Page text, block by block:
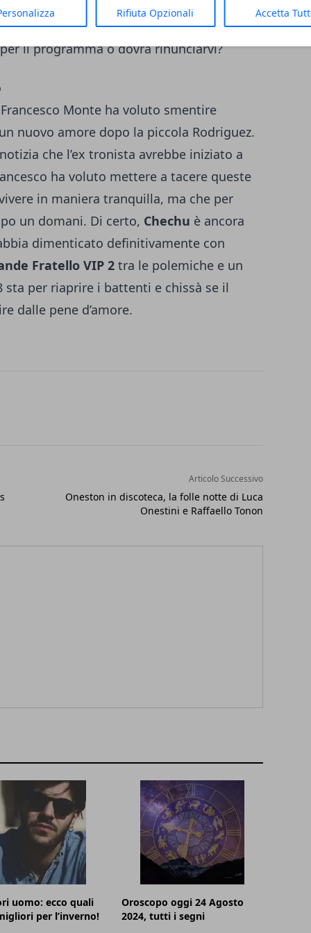
Rifiuta Opzionali Accetta
A quanto sembra, per ora l’ex di Cecilia
queste situazioni, ma riuscirà a superare
il programma o dovrà rinunciarvi?
Monte ha voluto smentire
nuovo amore dopo la piccola Rodriguez.
che l’ex tronista avrebbe iniziato a
ha voluto mettere a tacere queste
in maniera tranquilla, ma che per
un domani. Di certo, Chechu è ancora
dimenticato definitivamente con
Fratello VIP 2 tra le polemiche e un
sta per riaprire i battenti e chissà se il
dalle pene d’amore.
Articolo Successivo
Oneston in discoteca, la folle notte di Luca
Onestini e Raffaello Tonon
uomo: ecco quali
per l’inverno!
Oroscopo oggi 24 Agosto
2024, tutti i segni